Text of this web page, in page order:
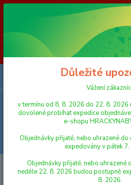
Vážení zákazníci, v termínu od 8. 8.
důvodu čerpání dovolené probíhat
provoz e-shopu
uhrazené do čtvrtka 6. 8. 2026 budou
Objednávky přijaté, nebo uhrazené od
2026 budou postupně expedovány od
pochopení
HRY A HLAVOLAMY HRY PRO
Důležité
Vážení
v termínu od 8. 8. 2026 do 22. 8. 2026
dovolené probíhat expedice
e-shopu
Objednávky přijaté, nebo uhrazené
expedovány v pátek
Objednávky přijaté, nebo uhrazené
neděle 22. 8. 2026 budou postupně
8. 2026.